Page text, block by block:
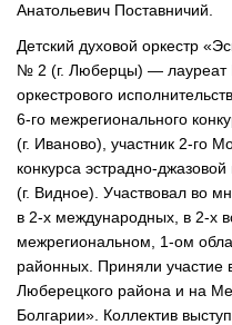
Анатольевич Поставничий.
Детский духовой оркестр
№ 2 (г. Люберцы) — лауреат
оркестрового
6-го межрегионального
(г. Иваново), участник 2-го
конкурса эстрадно-джазовой
(г. Видное). Участвовал во
в 2-х международных, в 2-х
межрегиональном, 1-ом
районных. Приняли участие
Люберецкого района и на
Болгарии». Коллектив